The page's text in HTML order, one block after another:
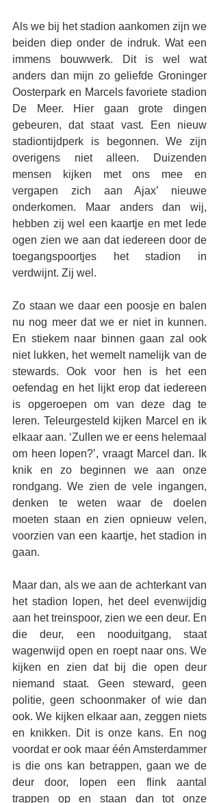
Als we bij het stadion aankomen zijn we
beiden diep onder de indruk. Wat een
immens bouwwerk. Dit is wel wat
anders dan mijn zo geliefde Groninger
Oosterpark en Marcels favoriete stadion
De Meer. Hier gaan grote dingen
gebeuren, dat staat vast. Een nieuw
stadiontijdperk is begonnen. We zijn
overigens niet alleen. Duizenden
mensen kijken met ons mee en
vergapen zich aan Ajax’ nieuwe
onderkomen. Maar anders dan wij,
hebben zij wel een kaartje en met lede
ogen zien we aan dat iedereen door de
toegangspoortjes het stadion in
verdwijnt. Zij wel.
Zo staan we daar een poosje en balen
nu nog meer dat we er niet in kunnen.
En stiekem naar binnen gaan zal ook
niet lukken, het wemelt namelijk van de
stewards. Ook voor hen is het een
oefendag en het lijkt erop dat iedereen
is opgeroepen om van deze dag te
leren. Teleurgesteld kijken Marcel en ik
elkaar aan. ‘Zullen we er eens helemaal
om heen lopen?’, vraagt Marcel dan. Ik
knik en zo beginnen we aan onze
rondgang. We zien de vele ingangen,
denken te weten waar de doelen
moeten staan en zien opnieuw velen,
voorzien van een kaartje, het stadion in
gaan.
Maar dan, als we aan de achterkant van
het stadion lopen, het deel evenwijdig
aan het treinspoor, zien we een deur. En
die deur, een nooduitgang, staat
wagenwijd open en roept naar ons. We
kijken en zien dat bij die open deur
niemand staat. Geen steward, geen
politie, geen schoonmaker of wie dan
ook. We kijken elkaar aan, zeggen niets
en knikken. Dit is onze kans. En nog
voordat er ook maar één Amsterdammer
is die ons kan betrappen, gaan we de
deur door, lopen een flink aantal
trappen op en staan dan tot onze